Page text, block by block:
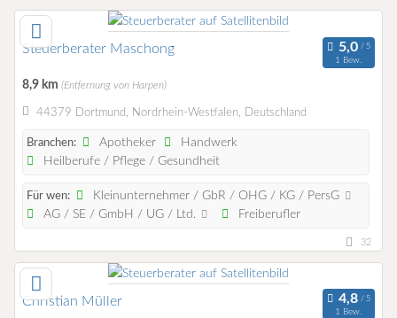
Steuerberater Maschong
1 Bew.
8,9 km (Entfernung von Harpen)
44379 Dortmund, Nordrhein-Westfalen, Deutschland
Branchen: Apotheker
Handwerk
Heilberufe / Pflege / Gesundheit
Für wen:
Kleinunternehmer / GbR / OHG / KG / PersG
AG / SE / GmbH / UG / Ltd.
Freiberufler
32
Christian Müller
1 Bew.